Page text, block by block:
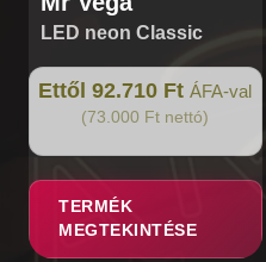
LED neon Classic
Ettől 92.710 Ft ÁFA-val
(73.000 Ft nettó)
TERMÉK
MEGTEKINTÉSE